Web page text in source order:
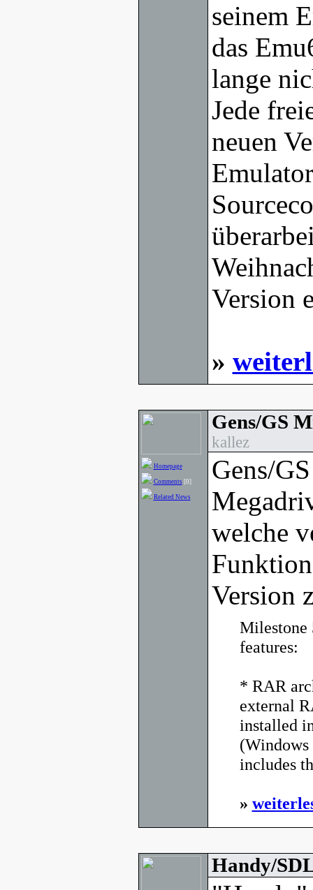
seinem
das
lange
Jede
neuen
Version
»
Homepage
Comments [0]
Related News
Gens/GS
kallez
Gens/
welche
Version
Milestone
features:
* RAR
external
installed
includes
»
Handy/